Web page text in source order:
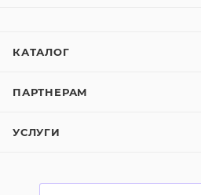
КАТАЛОГ
ПАРТНЕРАМ
УСЛУГИ